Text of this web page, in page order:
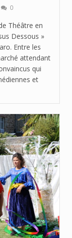
0
Théâtre en
Dessous »
Entre les
attendant
qui
et